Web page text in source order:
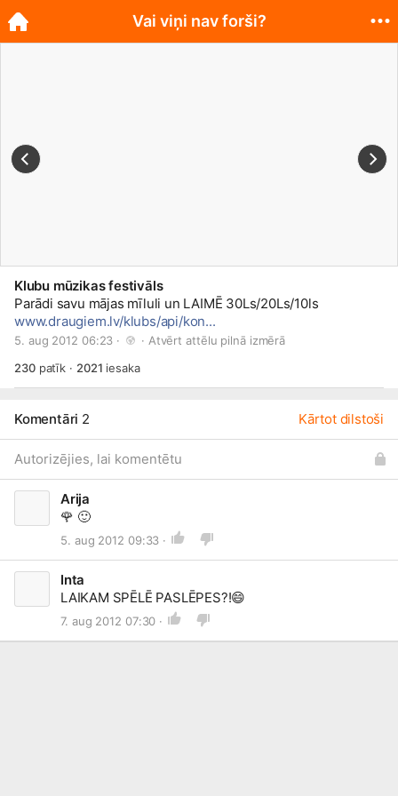
Klubu mūzikas festivāls
Parādi savu mājas mīluli un LAIMĒ 30Ls/20Ls/10ls
www.draugiem.lv/klubs/api/kon...
5. aug 2012 06:23 · · Atvērt attēlu pilnā izmērā
230patīk · 2021 iesaka
Komentāri 2 Kārtot dilstoši
Autorizējies, lai komentētu
Arija
🌹 🙂
5. aug 2012 09:33 ·
Inta
LAIKAM SPĒLĒ PASLĒPES?!😄
7. aug 2012 07:30 ·
Vai viņi nav forši?